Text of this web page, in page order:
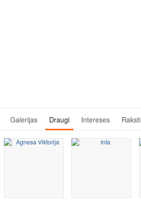
Galerijas Draugi Intereses Raksti